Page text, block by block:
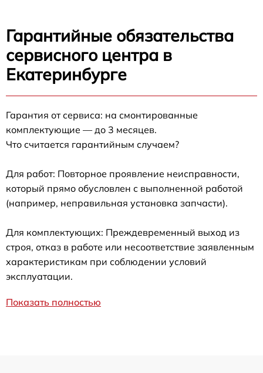
Гарантийные обязательства
сервисного центра в
Екатеринбурге
Гарантия от сервиса: на смонтированные
комплектующие — до 3 месяцев.
Что считается гарантийным случаем?
Для работ: Повторное проявление неисправности,
который прямо обусловлен с выполненной работой
(например, неправильная установка запчасти).
Для комплектующих: Преждевременный выход из
строя, отказ в работе или несоответствие заявленным
характеристикам при соблюдении условий
эксплуатации.
Показать полностью